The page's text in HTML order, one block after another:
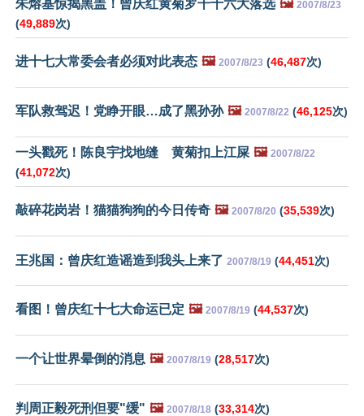
朱熔基惊揭黑盖！曾庆红黄菊罗干十六大落选 🖼️ 2007/8/23
(49,889次)
进十七大常委会者必须对此表态 🖼️ 2007/8/23 (46,487次)
军队救驾迟！党睁开眼…成了黑孙孙 🖼️ 2007/8/22 (46,125次)
一头戳死！陈良宇找地缝 黄菊扣上江屎 🖼️ 2007/8/22
(41,072次)
敲碎花岗岩！猫猫狗狗的今日传奇 🖼️ 2007/8/20 (35,539次)
王兆国：曾庆红造谣造到我头上来了 2007/8/19 (44,451次)
看图！曾庆红十七大命运已定 🖼️ 2007/8/19 (44,537次)
一个让世界晕倒的消息 🖼️ 2007/8/19 (28,517次)
判周正毅死刑但要"缓" 🖼️ 2007/8/18 (33,314次)